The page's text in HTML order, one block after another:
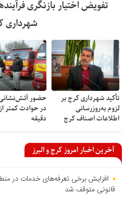
تفویض اختیار بازنگری
شهرداری
تأکید شهرداری کرج بر
لزوم به‌روزرسانی
اطلاعات اصناف کرج
حضور
دقیقه
آخرین اخبار امروز کرج و البرز
افزایش برخی تعرفه‌های خدمات در
قانونی متوقف شد